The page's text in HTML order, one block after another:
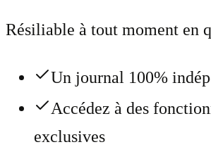
Résiliable à tout moment en
Un journal 100%
Accédez à des
exclusives